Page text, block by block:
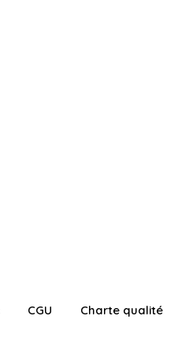
CGU Charte qualité